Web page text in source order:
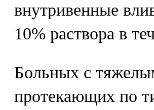
внутривенные
10% раствора в
Больных с
протекающих по